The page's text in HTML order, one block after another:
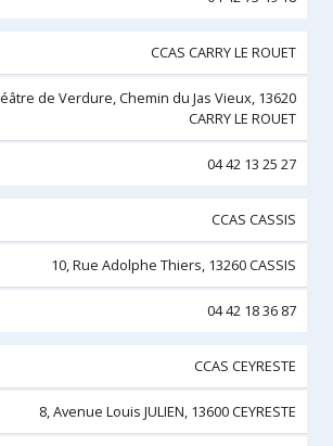
CCAS CARRY LE ROUET
de Verdure, Chemin du Jas Vieux, 13620
CARRY LE ROUET
04 42 13 25 27
CCAS CASSIS
10, Rue Adolphe Thiers, 13260 CASSIS
04 42 18 36 87
CCAS CEYRESTE
8, Avenue Louis JULIEN, 13600 CEYRESTE